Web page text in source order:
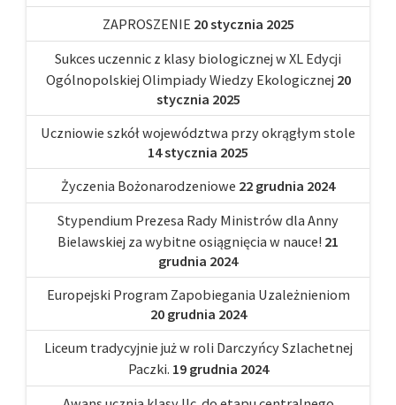
ZAPROSZENIE 20 stycznia 2025
Sukces uczennic z klasy biologicznej w XL Edycji
Ogólnopolskiej Olimpiady Wiedzy Ekologicznej 20
stycznia 2025
Uczniowie szkół województwa przy okrągłym stole
14 stycznia 2025
Życzenia Bożonarodzeniowe 22 grudnia 2024
Stypendium Prezesa Rady Ministrów dla Anny
Bielawskiej za wybitne osiągnięcia w nauce! 21
grudnia 2024
Europejski Program Zapobiegania Uzależnieniom
20 grudnia 2024
Liceum tradycyjnie już w roli Darczyńcy Szlachetnej
Paczki. 19 grudnia 2024